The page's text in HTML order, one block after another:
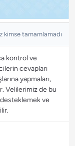
kimse tamamlamadı
kontrol ve
cevapları
yapmaları,
Velilerimiz de bu
ve